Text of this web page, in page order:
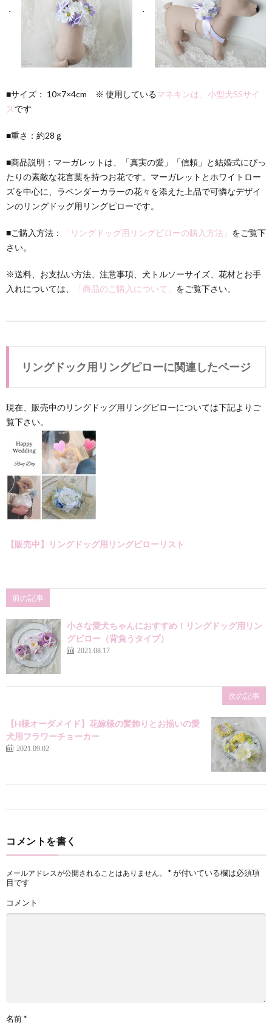
■サイズ： 10×7×4cm ※ 使用しているマネキンは、小型犬SSサイ
ズです
■重さ：約28ｇ
■商品説明：マーガレットは、「真実の愛」「信頼」と結婚式にぴっ
たりの素敵な花言葉を持つお花です。マーガレットとホワイトロー
ズを中心に、ラベンダーカラーの花々を添えた上品で可憐なデザイ
ンのリングドッグ用リングピローです。
■ご購入方法： 「リングドッグ用リングピローの購入方法」 をご覧下
さい。
※送料、お支払い方法、注意事項、犬トルソーサイズ、花材とお手
入れについては、
「商品のご購入について」 をご覧下さい。
リングドック用リングピローに関連したページ
現在、販売中のリングドッグ用リングピローについては下記よりご
覧下さい。
【販売中】リングドッグ用リングピローリスト
前の記事
小さな愛犬ちゃんにおすすめ！リングドッグ用リン
グピロー（背負うタイプ）
2021.08.17
次の記事
【H様オーダメイド】花嫁様の髪飾りとお揃いの愛
犬用フラワーチョーカー
2021.09.02
コメントを書く
メールアドレスが公開されることはありません。 *が付いている欄は必須項
目です
コメント
名前*